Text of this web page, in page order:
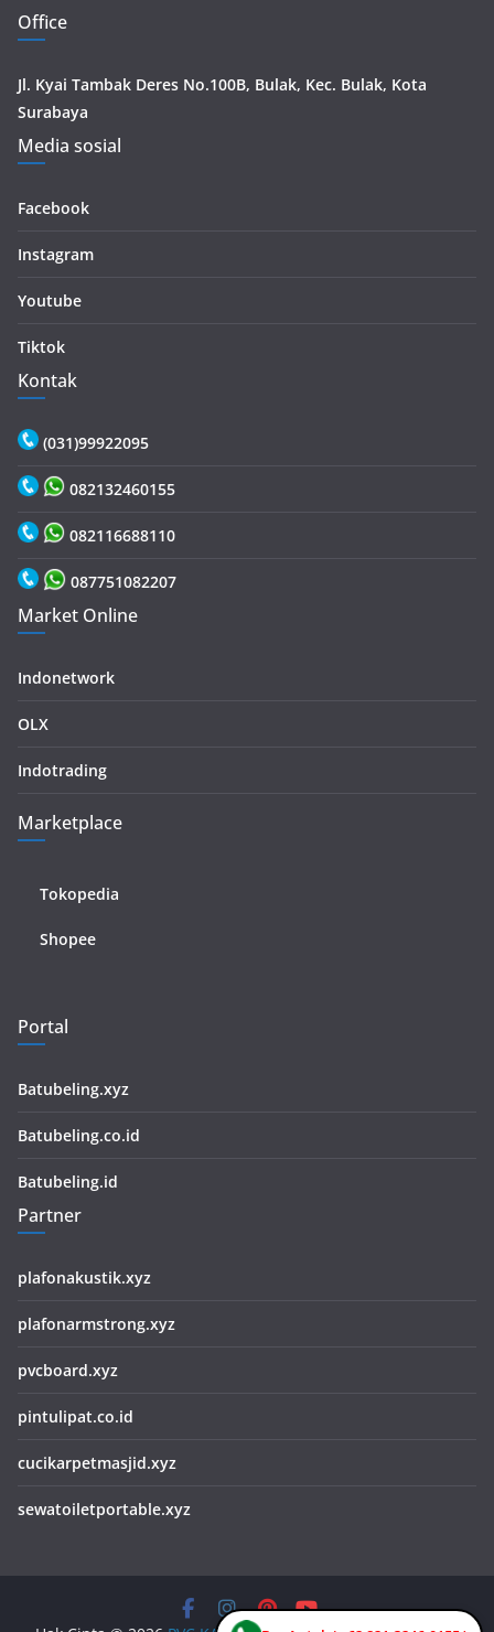
Office
Jl. Kyai Tambak Deres No.100B, Bulak, Kec. Bulak, Kota
Surabaya
Media sosial
Facebook
Instagram
Youtube
Tiktok
Kontak
(031)99922095
082132460155
082116688110
087751082207
Market Online
Indonetwork
OLX
Indotrading
Marketplace
Tokopedia
Shopee
Portal
Batubeling.xyz
Batubeling.co.id
Batubeling.id
Partner
plafonakustik.xyz
plafonarmstrong.xyz
pvcboard.xyz
pintulipat.co.id
cucikarpetmasjid.xyz
sewatoiletportable.xyz